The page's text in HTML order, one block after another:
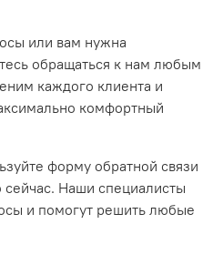
или вам нужна
обращаться к нам любым
каждого клиента и
комфортный
форму обратной связи
Наши специалисты
и помогут решить любые